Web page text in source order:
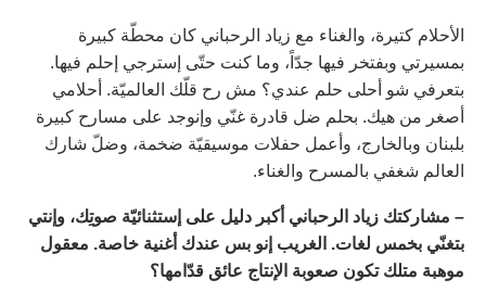
الأحلام كتيرة، والغناء مع زياد الرحباني كان محطّة كبيرة
بمسيرتي وبفتخر فيها جدّاً، وما كنت حتّى إسترجي إحلم فيها.
بتعرفي شو أحلى حلم عندي؟ مش رح قلّك العالميّة. أحلامي
أصغر من هيك. بحلم ضل قادرة غنّي وإنوجد على مسارح كبيرة
بلبنان وبالخارج، وأعمل حفلات موسيقيّة ضخمة، وضلّ شارك
العالم شغفي بالمسرح والغناء.
– مشاركتك زياد الرحباني أكبر دليل على إستثنائيّة صوتِك، وإنتي
بتغنّي بخمس لغات. الغريب إنو بس عندك أغنية خاصة. معقول
موهبة متلك تكون صعوبة الإنتاج عائق قدّامها؟